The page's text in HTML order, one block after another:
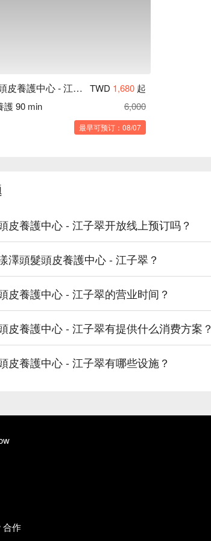
漾澤頭髮頭皮養護中心 - 江子翠 TWD 1,680 起
護 90 min
6,000
最早可预订：08/07
皮養護中心 - 江子翠开放线上预订吗？
澤頭髮頭皮養護中心 - 江子翠？
皮養護中心 - 江子翠的营业时间？
皮養護中心 - 江子翠有提供什么消费方案？
皮養護中心 - 江子翠有哪些设施？
合作